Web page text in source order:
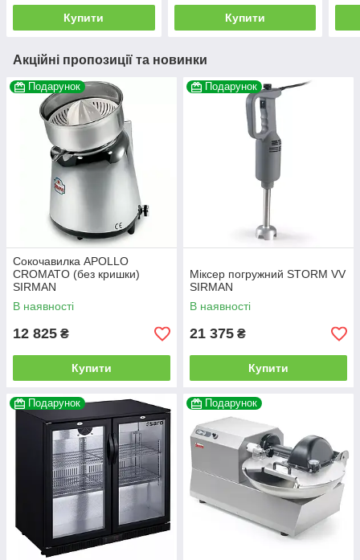
Купити Купити
Акційні пропозиції та новинки
Подарунок
Сокочавилка APOLLO
CROMATO (без кришки)
SIRMAN
В наявності
12 825 ₴
Купити
Подарунок
Міксер погружний STORM VV
SIRMAN
В наявності
21 375 ₴
Купити
Подарунок Подарунок